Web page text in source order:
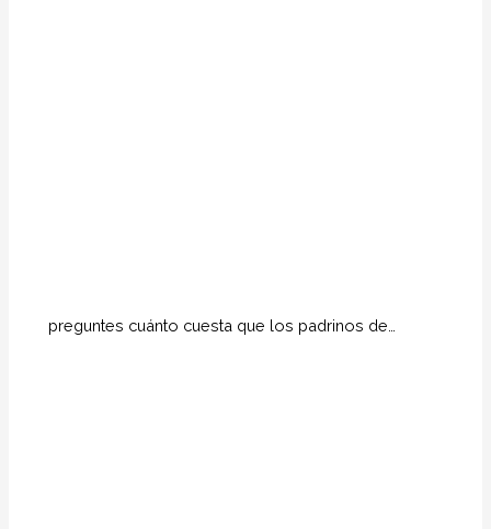
preguntes cuánto cuesta que los padrinos de…